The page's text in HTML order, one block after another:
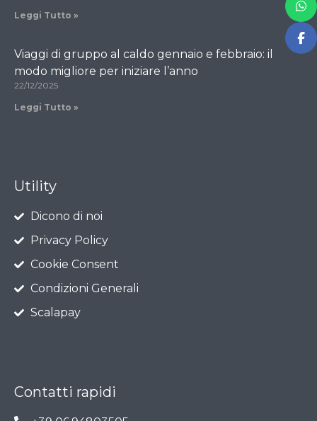
Leggi Tutto »
Viaggi di gruppo al caldo gennaio e febbraio: il
modo migliore per iniziare l’anno
22/12/2025
Leggi Tutto »
Utility
Dicono di noi
Privacy Policy
Cookie Consent
Condizioni Generali
Scalapay
Contatti rapidi